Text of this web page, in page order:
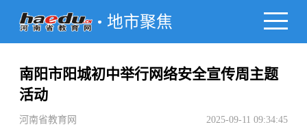
地市聚焦
南阳市阳城初中举行网络安全宣传周主题
活动
河南省教育网 2025-09-11 09:34:45